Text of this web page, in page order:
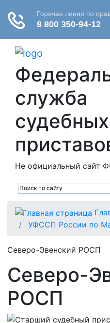
служба
судебных
Не официальный сайт
УФССП России по
Северо-Эвенский РОСП
Северо-
РОСП